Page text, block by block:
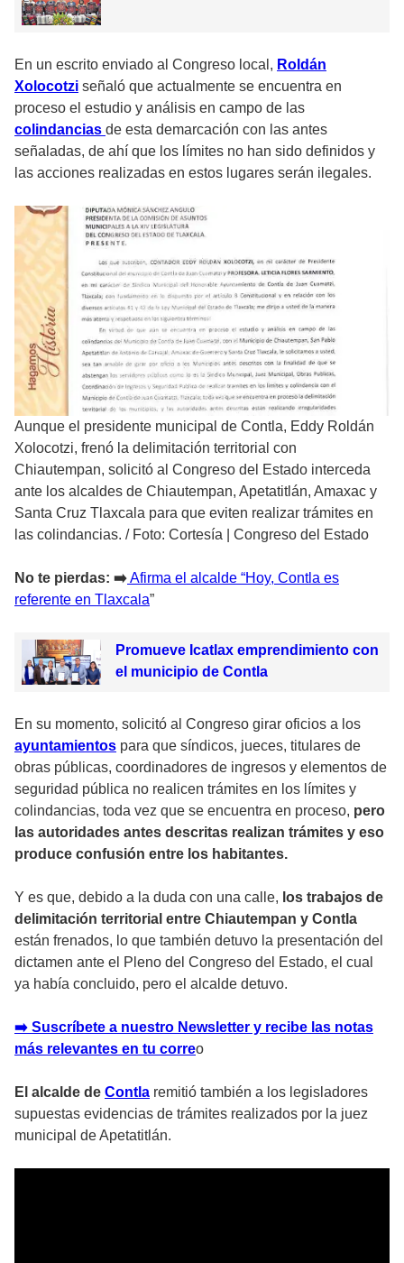
En un escrito enviado al Congreso local, Roldán
Xolocotzi señaló que actualmente se encuentra en
proceso el estudio y análisis en campo de las
colindancias de esta demarcación con las antes
señaladas, de ahí que los límites no han sido definidos y
las acciones realizadas en estos lugares serán ilegales.
Aunque el presidente municipal de Contla, Eddy Roldán
Xolocotzi, frenó la delimitación territorial con
Chiautempan, solicitó al Congreso del Estado interceda
ante los alcaldes de Chiautempan, Apetatitlán, Amaxac y
Santa Cruz Tlaxcala para que eviten realizar trámites en
las colindancias. / Foto: Cortesía | Congreso del Estado
No te pierdas: ➡️Afirma el alcalde “Hoy, Contla es
referente en Tlaxcala”
Promueve Icatlax emprendimiento con
el municipio de Contla
En su momento, solicitó al Congreso girar oficios a los
ayuntamientos para que síndicos, jueces, titulares de
obras públicas, coordinadores de ingresos y elementos de
seguridad pública no realicen trámites en los límites y
colindancias, toda vez que se encuentra en proceso, pero
las autoridades antes descritas realizan trámites y eso
produce confusión entre los habitantes.
Y es que, debido a la duda con una calle, los trabajos de
delimitación territorial entre Chiautempan y Contla
están frenados, lo que también detuvo la presentación del
dictamen ante el Pleno del Congreso del Estado, el cual
ya había concluido, pero el alcalde detuvo.
➡️ Suscríbete a nuestro Newsletter y recibe las notas
más relevantes en tu correo
El alcalde de Contla remitió también a los legisladores
supuestas evidencias de trámites realizados por la juez
municipal de Apetatitlán.